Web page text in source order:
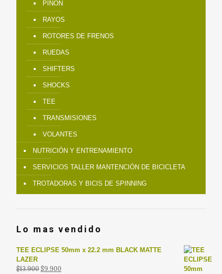
PIÑON
RAYOS
ROTORES DE FRENOS
RUEDAS
SHIFTERS
SHOCKS
TEE
TRANSMISIONES
VOLANTES
NUTRICIÓN Y ENTRENAMIENTO
SERVICIOS TALLER MANTENCIÓN DE BICICLETA
TROTADORAS Y BICIS DE SPINNING
Lo mas vendido
TEE ECLIPSE 50mm x 22.2 mm BLACK MATTE
LAZER
$13.900El
$9.900